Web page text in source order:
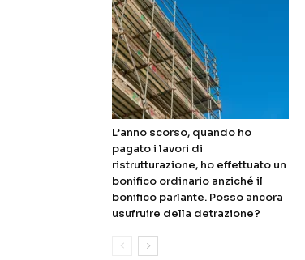
L’anno scorso, quando ho
pagato i lavori di
ristrutturazione, ho effettuato un
bonifico ordinario anziché il
bonifico parlante. Posso ancora
usufruire della detrazione?